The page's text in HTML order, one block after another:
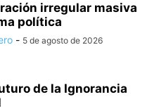
irregular masiva
política
- 5 de agosto de 2026
de la Ignorancia